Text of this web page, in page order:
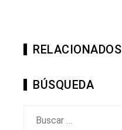
RELACIONADOS
BÚSQUEDA